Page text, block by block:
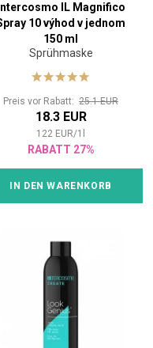
Intercosmo IL Magnifico
10 výhod v jednom
150 ml
Sprühmaske
Preis vor Rabatt: 25.1 EUR
18.3 EUR
122 EUR/1
RABATT 27%
IN DEN WARENKORB